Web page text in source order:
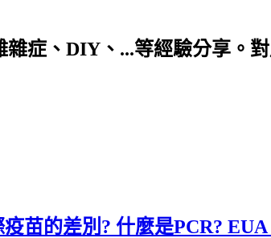
症、DIY、...等經驗分享。
苗的差別? 什麼是PCR?